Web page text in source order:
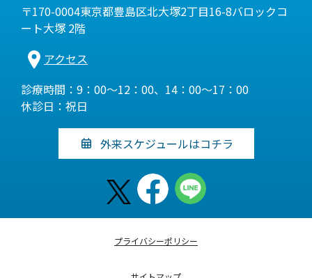
〒170-0004東京都豊島区北大塚2丁目16-8バロックコ
ート大塚 2階
アクセス
診療時間：9：00～12：00、14：00～17：00
休診日：祝日
外来スケジュールはコチラ
プライバシーポリシー